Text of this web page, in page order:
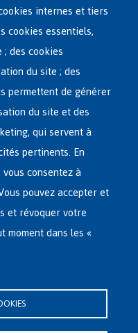
11 • F : +32-(0)2-213 44 22
internes et tiers
cookies essentiels,
des cookies
du site ; des
permettent de générer
du site et des
qui servent à
pertinents. En
vous consentez à
pouvez accepter et
et révoquer votre
moment dans les «